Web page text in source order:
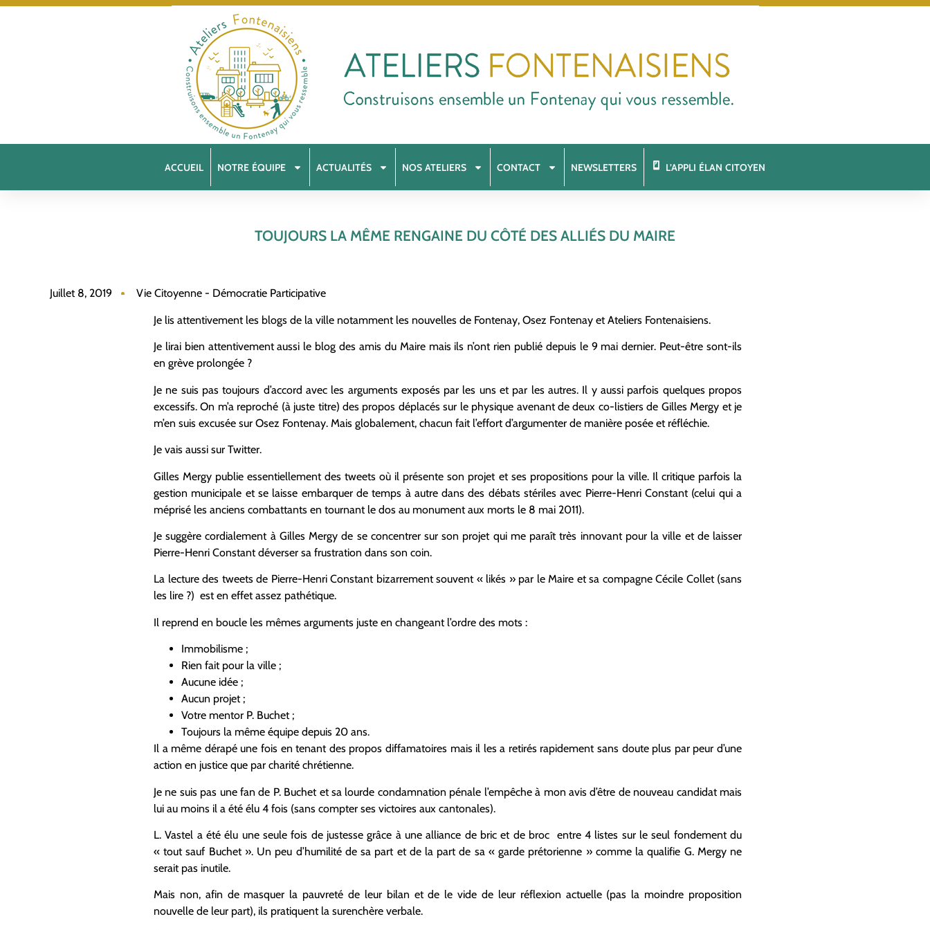
ACCUEIL NOTRE ÉQUIPE ACTUALITÉS NOS ATELIERS CONTACT NEWSLETTERS L’APPLI ÉLAN CITOYEN
TOUJOURS LA MÊME RENGAINE DU CÔTÉ DES ALLIÉS DU MAIRE
Juillet 8, 2019 Vie Citoyenne - Démocratie Participative
Je lis attentivement les blogs de la ville notamment les nouvelles de Fontenay, Osez Fontenay et Ateliers Fontenaisiens.
Je lirai bien attentivement aussi le blog des amis du Maire mais ils n’ont rien publié depuis le 9 mai dernier. Peut-être sont-ils
en grève prolongée ?
Je ne suis pas toujours d’accord avec les arguments exposés par les uns et par les autres. Il y aussi parfois quelques propos
excessifs. On m’a reproché (à juste titre) des propos déplacés sur le physique avenant de deux co-listiers de Gilles Mergy et je
m’en suis excusée sur Osez Fontenay. Mais globalement, chacun fait l’effort d’argumenter de manière posée et réfléchie.
Je vais aussi sur Twitter.
Gilles Mergy publie essentiellement des tweets où il présente son projet et ses propositions pour la ville. Il critique parfois la
gestion municipale et se laisse embarquer de temps à autre dans des débats stériles avec Pierre-Henri Constant (celui qui a
méprisé les anciens combattants en tournant le dos au monument aux morts le 8 mai 2011).
Je suggère cordialement à Gilles Mergy de se concentrer sur son projet qui me paraît très innovant pour la ville et de laisser
Pierre-Henri Constant déverser sa frustration dans son coin.
La lecture des tweets de Pierre-Henri Constant bizarrement souvent « likés » par le Maire et sa compagne Cécile Collet (sans
les lire ?) est en effet assez pathétique.
Il reprend en boucle les mêmes arguments juste en changeant l’ordre des mots :
Immobilisme ;
Rien fait pour la ville ;
Aucune idée ;
Aucun projet ;
Votre mentor P. Buchet ;
Toujours la même équipe depuis 20 ans.
Il a même dérapé une fois en tenant des propos diffamatoires mais il les a retirés rapidement sans doute plus par peur d’une
action en justice que par charité chrétienne.
Je ne suis pas une fan de P. Buchet et sa lourde condamnation pénale l’empêche à mon avis d’être de nouveau candidat mais
lui au moins il a été élu 4 fois (sans compter ses victoires aux cantonales).
L. Vastel a été élu une seule fois de justesse grâce à une alliance de bric et de broc entre 4 listes sur le seul fondement du
« tout sauf Buchet ». Un peu d’humilité de sa part et de la part de sa « garde prétorienne » comme la qualifie G. Mergy ne
serait pas inutile.
Mais non, afin de masquer la pauvreté de leur bilan et de le vide de leur réflexion actuelle (pas la moindre proposition
nouvelle de leur part), ils pratiquent la surenchère verbale.